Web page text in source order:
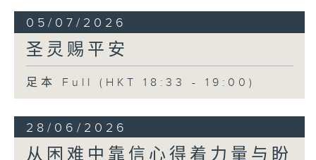
05/07/2026
圣灵赐平安
足本 Full (HKT 18:33 - 19:00)
28/06/2026
从困难中靠信心得着力量与盼